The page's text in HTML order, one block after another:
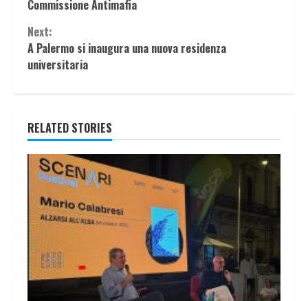
Commissione Antimafia
Next:
A Palermo si inaugura una nuova residenza
universitaria
RELATED STORIES